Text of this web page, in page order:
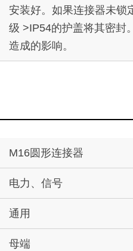
安装好。如果连接器未锁
级 >IP54的护盖将其密封
造成的影响。
M16圆形连接器
电力、信号
通用
母端